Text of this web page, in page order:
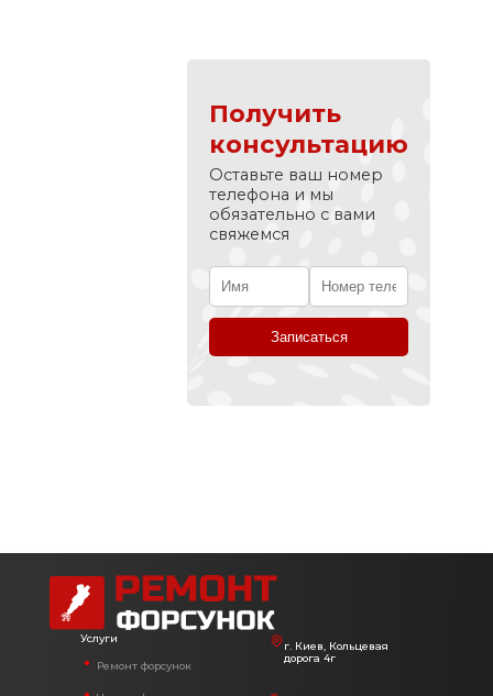
Получить
консультацию
Оставьте ваш номер
телефона и мы
обязательно с вами
свяжемся
Услуги
Ремонт форсунок
г. Киев, Кольцевая
дорога 4г